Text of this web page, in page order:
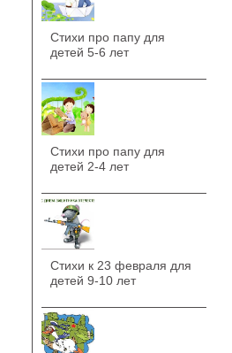
Стихи про папу для
детей 5-6 лет
Стихи про папу для
детей 2-4 лет
Стихи к 23 февраля для
детей 9-10 лет